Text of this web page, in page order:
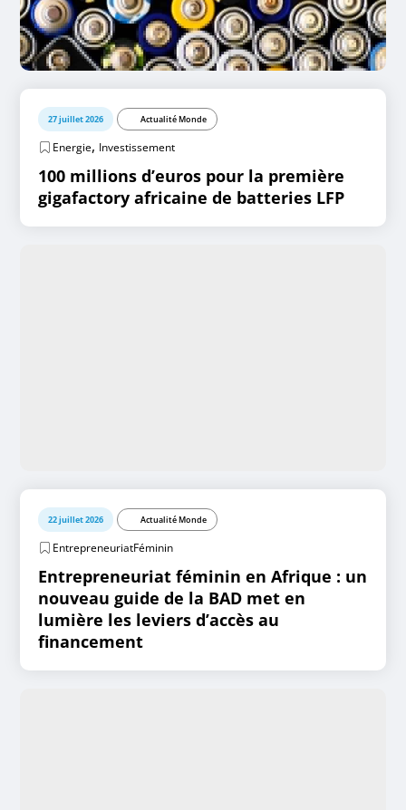
27 juillet 2026 Actualité Monde
Energie, Investissement
100 millions d’euros pour la première
gigafactory africaine de batteries LFP
22 juillet 2026 Actualité Monde
EntrepreneuriatFéminin
Entrepreneuriat féminin en Afrique : un
nouveau guide de la BAD met en
lumière les leviers d’accès au
financement